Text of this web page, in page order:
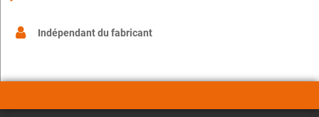
Indépendant du fabricant